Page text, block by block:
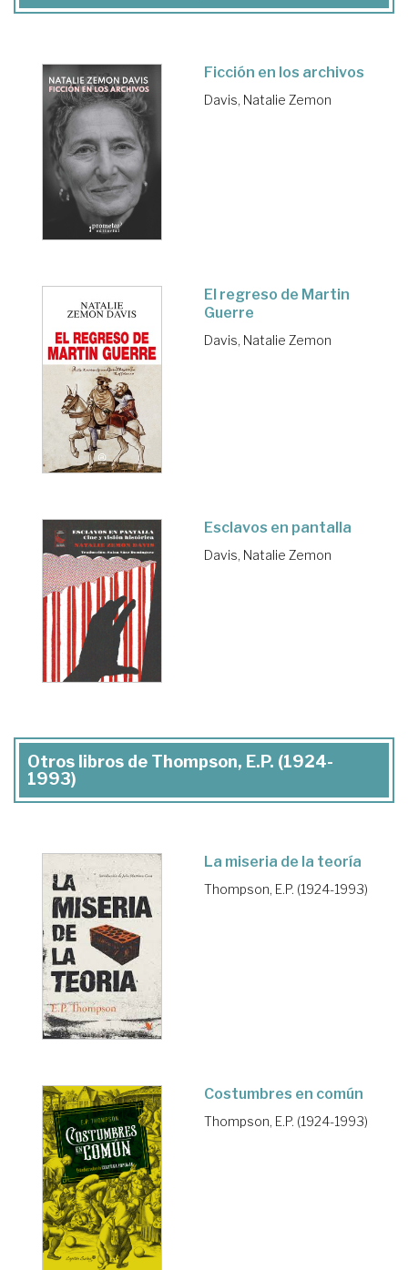
Ficción en los archivos
Davis, Natalie Zemon
El regreso de Martin
Guerre
Davis, Natalie Zemon
Esclavos en pantalla
Davis, Natalie Zemon
Otros libros de Thompson, E.P. (1924-
1993)
La miseria de la teoría
Thompson, E.P. (1924-1993)
Costumbres en común
Thompson, E.P. (1924-1993)